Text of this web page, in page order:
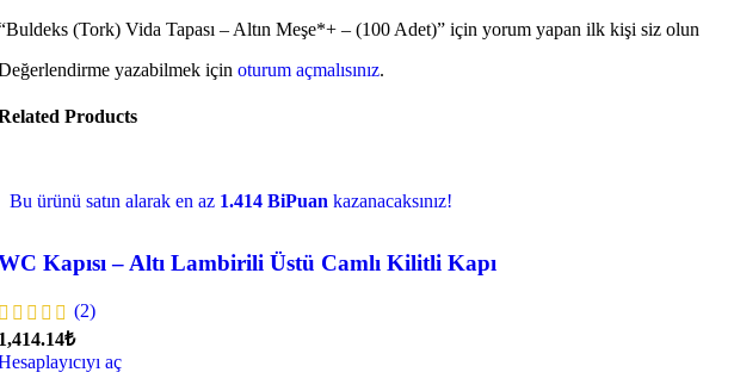
(Tork) Vida Tapası – Altın Meşe*+ – (100 Adet)” için yorum yapan ilk kişi siz olun
yazabilmek için oturum açmalısınız.
Products
Bu ürünü satın alarak en az 1.414 BiPuan kazanacaksınız!
Kapısı – Altı Lambirili Üstü Camlı Kilitli Kapı
(2)
aç